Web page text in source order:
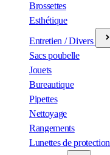
Brossettes
Esthétique
Entretien / Divers
Sacs poubelle
Jouets
Bureautique
Pipettes
Nettoyage
Rangements
Lunettes de protection